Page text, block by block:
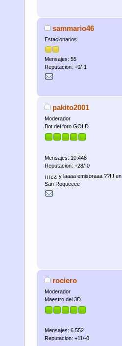
sammario46
Estacionarios
Mensajes: 55
Reputacion: +0/-1
pakito2001
Moderador
Bot del foro GOLD
Mensajes: 10.448
Reputacion: +28/-0
¡¡¡¿¿ y laaaa emisoraaa ??!!! en
San Roqueeee
rociero
Moderador
Maestro del 3D
Mensajes: 6.552
Reputacion: +11/-0